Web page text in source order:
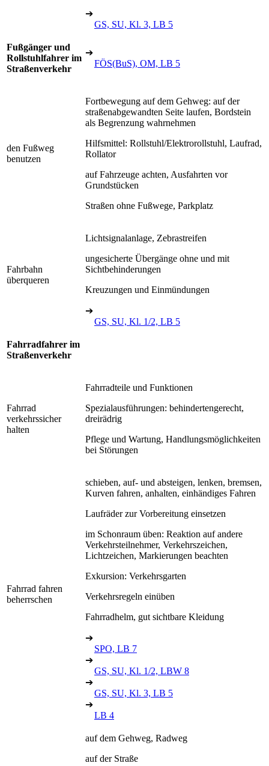
➔
GS, SU, Kl. 3, LB 5
Fußgänger und
Rollstuhlfahrer im
Straßenverkehr
➔
FÖS(BuS), OM, LB 5
den Fußweg
benutzen
Fortbewegung auf dem Gehweg: auf der
straßenabgewandten Seite laufen, Bordstein
als Begrenzung wahrnehmen
Hilfsmittel: Rollstuhl/Elektrorollstuhl, Laufrad,
Rollator
auf Fahrzeuge achten, Ausfahrten vor
Grundstücken
Straßen ohne Fußwege, Parkplatz
Fahrbahn
überqueren
Lichtsignalanlage, Zebrastreifen
ungesicherte Übergänge ohne und mit
Sichtbehinderungen
Kreuzungen und Einmündungen
➔
GS, SU, Kl. 1/2, LB 5
Fahrradfahrer im
Straßenverkehr
Fahrrad
verkehrssicher
halten
Fahrradteile und Funktionen
Spezialausführungen: behindertengerecht,
dreirädrig
Pflege und Wartung, Handlungsmöglichkeiten
bei Störungen
Fahrrad fahren
beherrschen
schieben, auf- und absteigen, lenken, bremsen,
Kurven fahren, anhalten, einhändiges Fahren
Laufräder zur Vorbereitung einsetzen
im Schonraum üben: Reaktion auf andere
Verkehrsteilnehmer, Verkehrszeichen,
Lichtzeichen, Markierungen beachten
Exkursion: Verkehrsgarten
Verkehrsregeln einüben
Fahrradhelm, gut sichtbare Kleidung
➔
SPO, LB 7
➔
GS, SU, Kl. 1/2, LBW 8
➔
GS, SU, Kl. 3, LB 5
➔
LB 4
auf dem Gehweg, Radweg
auf der Straße